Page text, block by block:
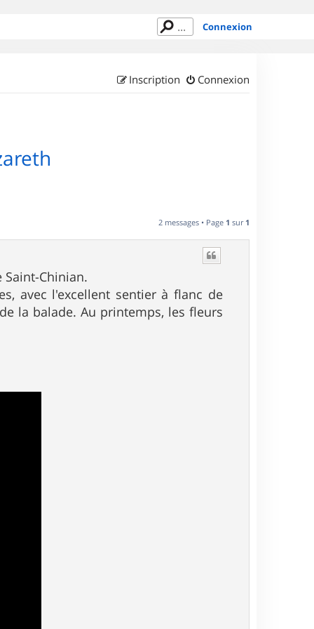
Connexion
Connexion
Inscription
2 messages • Page 1 sur 1
Chinian.
avec l'excellent sentier à flanc de
la balade. Au printemps, les fleurs